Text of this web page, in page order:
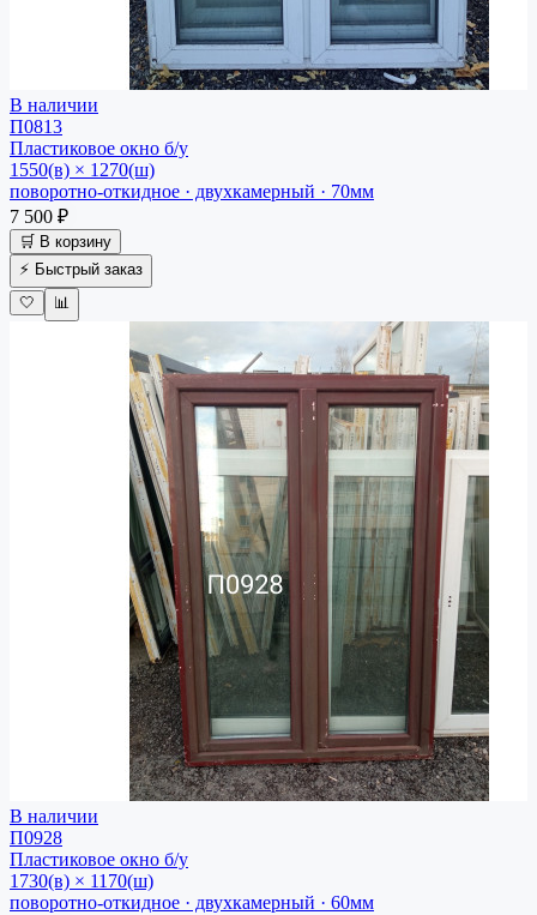
В наличии
П0813
Пластиковое окно б/у
1550(в) × 1270(ш)
поворотно-откидное · двухкамерный · 70мм
7 500 ₽
🛒 В корзину
⚡ Быстрый заказ
🤍
📊
В наличии
П0928
Пластиковое окно б/у
1730(в) × 1170(ш)
поворотно-откидное · двухкамерный · 60мм